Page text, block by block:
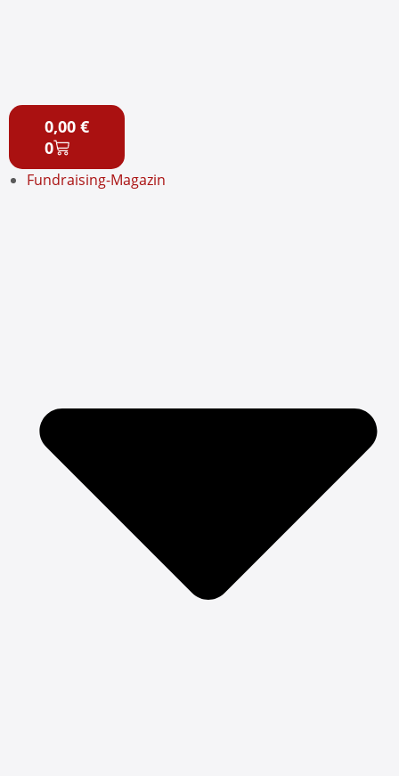
Wissen
Job-Portal
Fundraising-Magazin
0,00 €
0
Warenkorb